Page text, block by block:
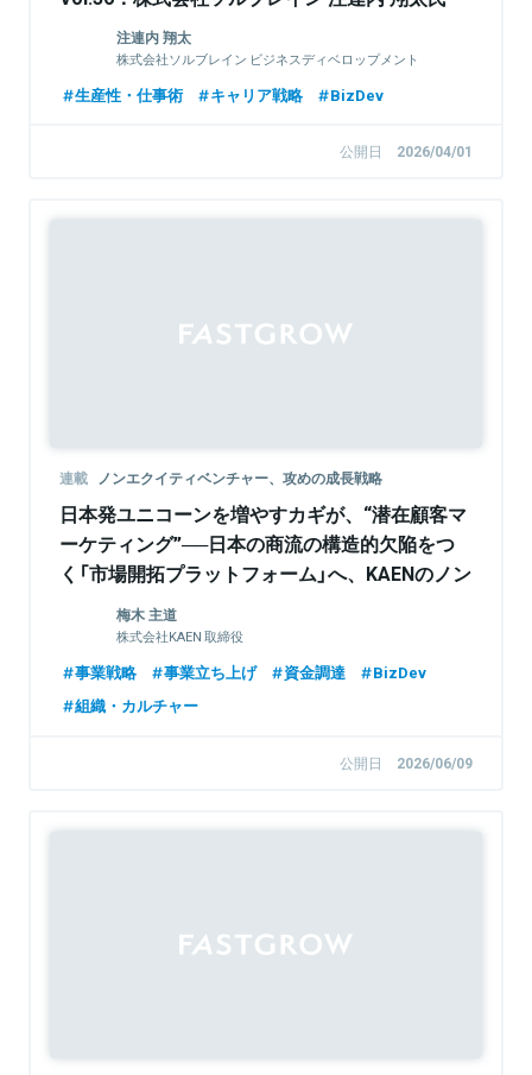
注連内 翔太
株式会社ソルブレイン ビジネスディベロップメント
生産性・仕事術 キャリア戦略 BizDev
公開日 2026/04/01
連載 ノンエクイティベンチャー、攻めの成長戦略
日本発ユニコーンを増やすカギが、“潜在顧客マ
ーケティング”──日本の商流の構造的欠陥をつ
く「市場開拓プラットフォーム」へ、KAENのノン
エクイティ戦略
梅木 主道
株式会社KAEN 取締役
事業戦略 事業立ち上げ 資金調達
BizDev
組織・カルチャー
公開日 2026/06/09